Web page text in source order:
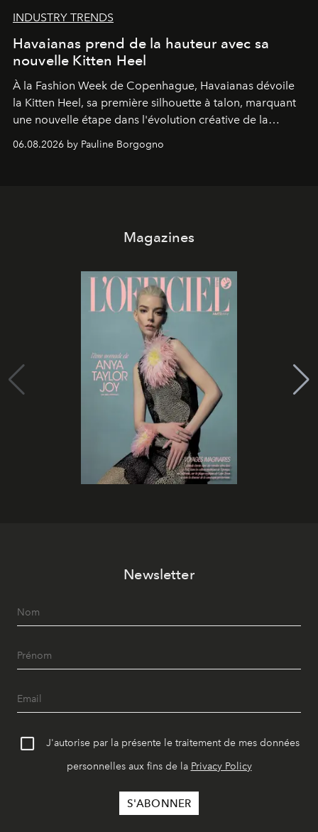
INDUSTRY TRENDS
Havaianas prend de la hauteur avec sa
nouvelle Kitten Heel
À la Fashion Week de Copenhague, Havaianas dévoile
la Kitten Heel, sa première silhouette à talon, marquant
une nouvelle étape dans l'évolution créative de la
06.08.2026 by Pauline Borgogno
Magazines
Newsletter
J'autorise par la présente le traitement de mes données
personnelles aux fins de la Privacy Policy